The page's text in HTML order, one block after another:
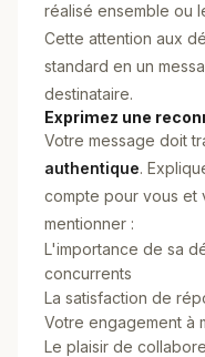
réalisé ensemble ou
Cette attention aux
standard en un
destinataire.
Exprimez une
Votre message doit
authentique.
compte pour vous et
mentionner :
L'importance de sa
concurrents
La satisfaction de
Votre engagement à
Le plaisir de